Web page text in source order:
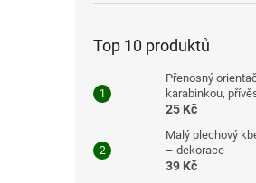
Top 10 produktů
Přenosný
karabinkou,
25 Kč
Malý plechový
– dekorace
39 Kč